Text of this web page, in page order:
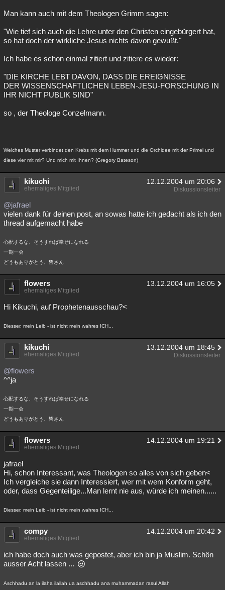
Man kann auch mit dem Theologen Grimm sagen:
"Wie tief sich auch die Lehre unter den Christen eingebürgert hat,
so hat doch der wirkliche Jesus nichts davon gewußt."
Ich habe es schon einmal zitiert und zitiere es wieder:
"DIE KIRCHE LEBT DAVON, DASS DIE EREIGNISSE
DER WISSENSCHAFTLICHEN LEBEN-JESU-FORSCHUNG IN
IHR NICHT PUBLIK SIND"
so , der Theologe Conzelmann.
Welches Muster verbindet den Krebs mit dem Hummer und die Orchidee mit der Primel und
diese vier mit mir? Und mich mit Ihnen? (Gregory Bateson)
kikuchi 12.12.2004 um 20:06
ehemaliges Mitglied Diskussionsleiter
@jafrael
vielen dank für deinen post, an sowas hatte ich gedacht als ich den
thread aufgemacht habe
心配するな、そうすれば幸せになれる
一期一会
どうもありがとう、皆さん
flowers 13.12.2004 um 16:05
ehemaliges Mitglied
Hi Kikuchi, auf Prophetenausschau?<
Diesser, mein Leib - ist nicht mein wahres ICH...
kikuchi 13.12.2004 um 18:45
ehemaliges Mitglied Diskussionsleiter
@flowers
^^ja
心配するな、そうすれば幸せになれる
一期一会
どうもありがとう、皆さん
flowers 14.12.2004 um 19:21
ehemaliges Mitglied
jafrael
Hi, schon Interessant, was Theologen so alles von sich geben<
Ich vergleiche sie dann Interessiert, wer mit wem Konform geht,
oder, dass Gegenteilige...Man lernt nie aus, würde ich meinen......
Diesser, mein Leib - ist nicht mein wahres ICH...
compy 14.12.2004 um 20:42
ehemaliges Mitglied
ich habe doch auch was gepostet, aber ich bin ja Muslim. Schön
ausser Acht lassen ...
Aschhadu an la ilaha ilallah ua aschhadu ana muhammadan rasul Allah